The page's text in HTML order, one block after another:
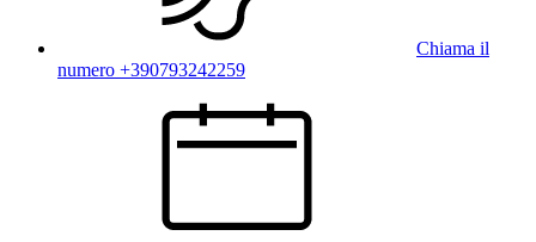
Chiama il
numero +390793242259